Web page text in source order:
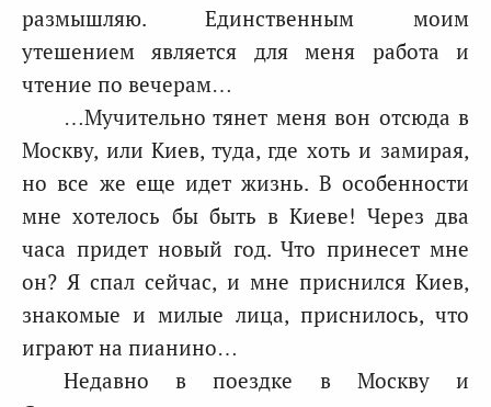
размышляю. Единственным моим
утешением является для меня работа и
чтение по вечерам…
…Мучительно тянет меня вон отсюда в
Москву, или Киев, туда, где хоть и замирая,
но все же еще идет жизнь. В особенности
мне хотелось бы быть в Киеве! Через два
часа придет новый год. Что принесет мне
он? Я спал сейчас, и мне приснился Киев,
знакомые и милые лица, приснилось, что
играют на пианино…
Недавно в поездке в Москву и